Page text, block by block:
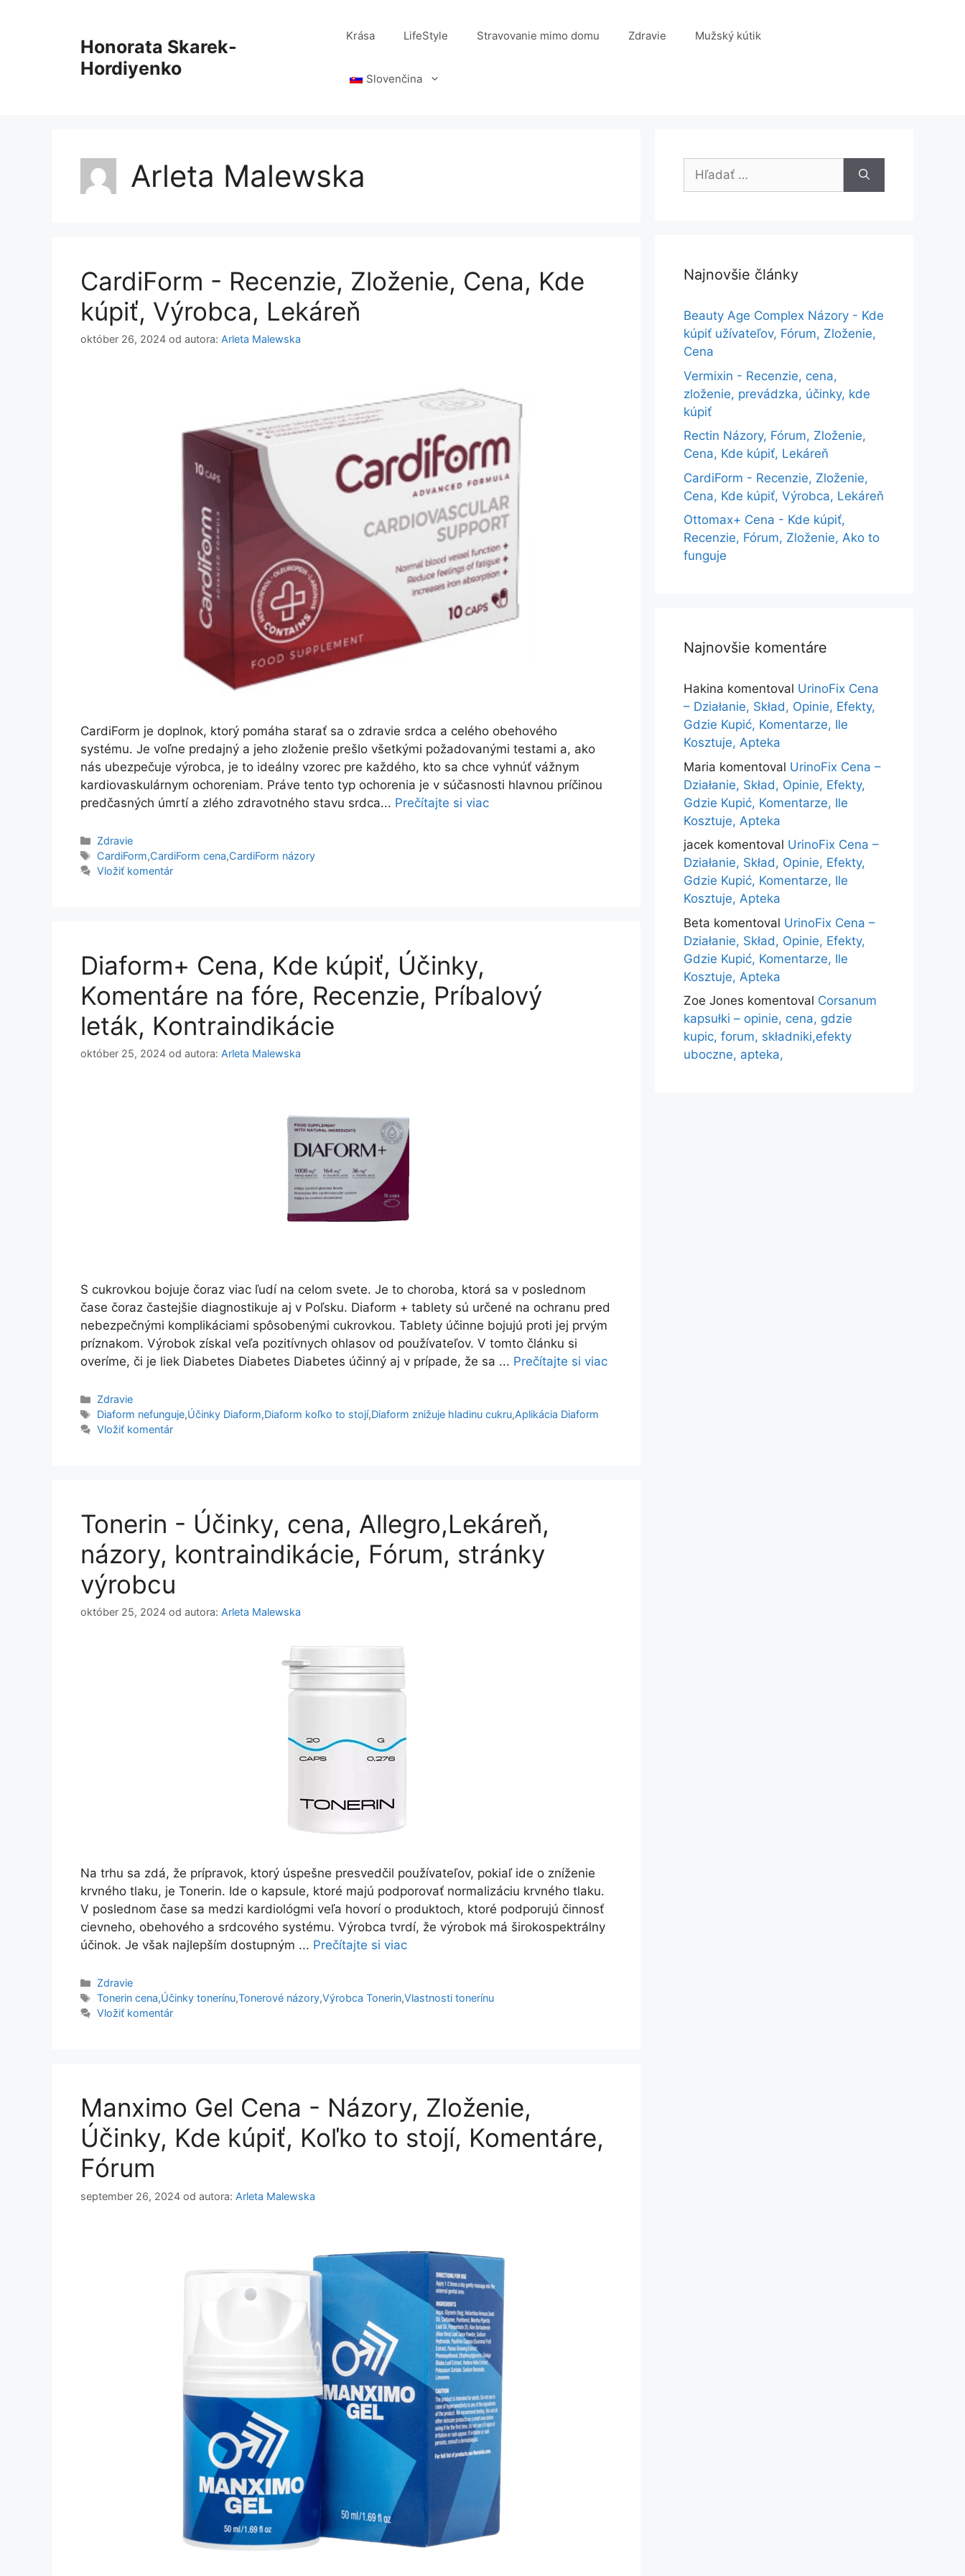
Honorata Skarek-
Hordiyenko
Krása LifeStyle Stravovanie mimo domu Zdravie Mužský kútik
Slovenčina
Arleta Malewska
CardiForm - Recenzie, Zloženie, Cena, Kde
kúpiť, Výrobca, Lekáreň
október 26, 2024 od autora: Arleta Malewska
CardiForm je doplnok, ktorý pomáha starať sa o zdravie srdca a celého obehového
systému. Je voľne predajný a jeho zloženie prešlo všetkými požadovanými testami a, ako
nás ubezpečuje výrobca, je to ideálny vzorec pre každého, kto sa chce vyhnúť vážnym
kardiovaskulárnym ochoreniam. Práve tento typ ochorenia je v súčasnosti hlavnou príčinou
predčasných úmrtí a zlého zdravotného stavu srdca... Prečítajte si viac
Kategórie
Zdravie
Značky
CardiForm,CardiForm cena,CardiForm názory
Vložiť komentár
Diaform+ Cena, Kde kúpiť, Účinky,
Komentáre na fóre, Recenzie, Príbalový
leták, Kontraindikácie
október 25, 2024 od autora: Arleta Malewska
S cukrovkou bojuje čoraz viac ľudí na celom svete. Je to choroba, ktorá sa v poslednom
čase čoraz častejšie diagnostikuje aj v Poľsku. Diaform + tablety sú určené na ochranu pred
nebezpečnými komplikáciami spôsobenými cukrovkou. Tablety účinne bojujú proti jej prvým
príznakom. Výrobok získal veľa pozitívnych ohlasov od používateľov. V tomto článku si
overíme, či je liek Diabetes Diabetes Diabetes účinný aj v prípade, že sa ... Prečítajte si viac
Kategórie
Zdravie
Značky
Diaform nefunguje,Účinky Diaform,Diaform koľko to stojí,Diaform znižuje hladinu cukru,Aplikácia Diaform
Vložiť komentár
Tonerin - Účinky, cena, Allegro,Lekáreň,
názory, kontraindikácie, Fórum, stránky
výrobcu
október 25, 2024 od autora: Arleta Malewska
Na trhu sa zdá, že prípravok, ktorý úspešne presvedčil používateľov, pokiaľ ide o zníženie
krvného tlaku, je Tonerin. Ide o kapsule, ktoré majú podporovať normalizáciu krvného tlaku.
V poslednom čase sa medzi kardiológmi veľa hovorí o produktoch, ktoré podporujú činnosť
cievneho, obehového a srdcového systému. Výrobca tvrdí, že výrobok má širokospektrálny
účinok. Je však najlepším dostupným ... Prečítajte si viac
Kategórie
Zdravie
Značky
Tonerin cena,Účinky tonerínu,Tonerové názory,Výrobca Tonerin,Vlastnosti tonerínu
Vložiť komentár
Manximo Gel Cena - Názory, Zloženie,
Účinky, Kde kúpiť, Koľko to stojí, Komentáre,
Fórum
september 26, 2024 od autora: Arleta Malewska
Hľadať:
Najnovšie články
Beauty Age Сomplex Názory - Kde
kúpiť užívateľov, Fórum, Zloženie,
Cena
Vermixin - Recenzie, cena,
zloženie, prevádzka, účinky, kde
kúpiť
Rectin Názory, Fórum, Zloženie,
Cena, Kde kúpiť, Lekáreň
CardiForm - Recenzie, Zloženie,
Cena, Kde kúpiť, Výrobca, Lekáreň
Ottomax+ Cena - Kde kúpiť,
Recenzie, Fórum, Zloženie, Ako to
funguje
Najnovšie komentáre
Hakina komentoval UrinoFix Cena
– Działanie, Skład, Opinie, Efekty,
Gdzie Kupić, Komentarze, Ile
Kosztuje, Apteka
Maria komentoval UrinoFix Cena –
Działanie, Skład, Opinie, Efekty,
Gdzie Kupić, Komentarze, Ile
Kosztuje, Apteka
jacek komentoval UrinoFix Cena –
Działanie, Skład, Opinie, Efekty,
Gdzie Kupić, Komentarze, Ile
Kosztuje, Apteka
Beta komentoval UrinoFix Cena –
Działanie, Skład, Opinie, Efekty,
Gdzie Kupić, Komentarze, Ile
Kosztuje, Apteka
Zoe Jones komentoval Corsanum
kapsułki – opinie, cena, gdzie
kupic, forum, składniki,efekty
uboczne, apteka,